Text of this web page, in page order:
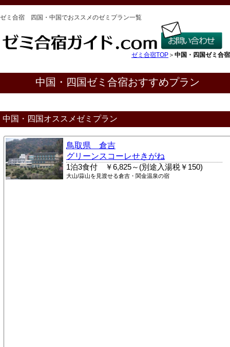
ゼミ合宿 四国・中国でおススメのゼミプラン一覧
ゼミ合宿TOP ＞ 中国・四国ゼミ合宿
中国・四国ゼミ合宿おすすめプラン
中国・四国オススメゼミプラン
鳥取県 倉吉
グリーンスコーレせきがね
1泊3食付 ￥6,825～(別途入湯税￥150)
大山/蒜山を見渡せる倉吉・関金温泉の宿